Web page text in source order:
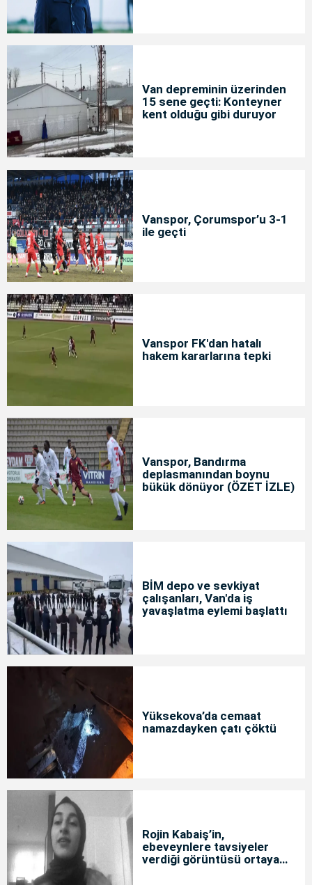
Van depreminin üzerinden
15 sene geçti: Konteyner
kent olduğu gibi duruyor
Vanspor, Çorumspor’u 3-1
ile geçti
Vanspor FK'dan hatalı
hakem kararlarına tepki
Vanspor, Bandırma
deplasmanından boynu
bükük dönüyor (ÖZET İZLE)
BİM depo ve sevkiyat
çalışanları, Van'da iş
yavaşlatma eylemi başlattı
Yüksekova’da cemaat
namazdayken çatı çöktü
Rojin Kabaiş’in,
ebeveynlere tavsiyeler
verdiği görüntüsü ortaya